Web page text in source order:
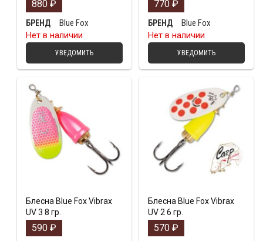
880 ₽
БРЕНД
Blue Fox
Нет в наличии
УВЕДОМИТЬ
770 ₽
БРЕНД
Blue Fox
Нет в наличии
УВЕДОМИТЬ
Блесна Blue Fox Vibrax
UV 3 8 гр.
590 ₽
Блесна Blue Fox Vibrax
UV 2 6 гр.
570 ₽